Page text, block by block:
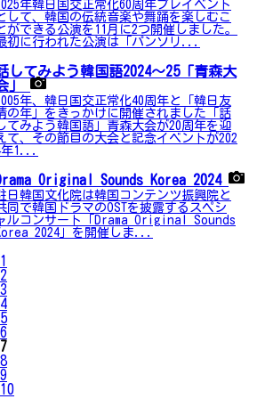
年韓日国交正常化60周年プレイベント
して、韓国の伝統音楽や舞踊を楽しむこ
ができる公演を11月に2つ開催しました。
初に行われた公演は「パンソリ...
してみよう韓国語2024～25「青森大
」
年、韓日国交正常化40周年と「韓日友
の年」をきっかけに開催されました「話
てみよう韓国語」青森大会が20周年を迎
て、その節目の大会と記念イベントが202
1...
Original Sounds Korea 2024
日韓国文化院は韓国コンテンツ振興院と
同で韓国ドラマのOSTを披露するスペシ
ルコンサート「Drama Original Sounds
2024」を開催しま...
1
2
3
4
5
6
7
8
9
10